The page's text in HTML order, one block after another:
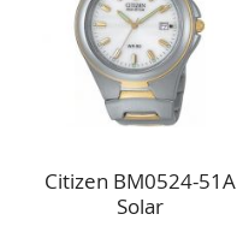
Citizen BM0524-51A
Solar